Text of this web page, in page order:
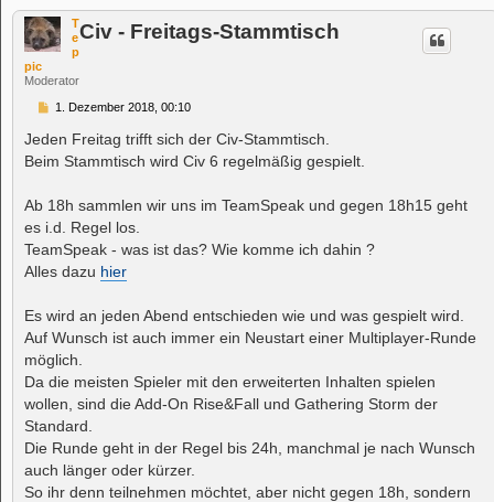
T
e
p
pic
Moderator
Civ - Freitags-Stammtisch
B
i
t
r
1. Dezember 2018, 00:10
Jeden Freitag trifft sich der Civ-Stammtisch.
Beim Stammtisch wird Civ 6 regelmäßig gespielt.
Ab 18h sammlen wir uns im TeamSpeak und gegen 18h15 geht
es i.d. Regel los.
TeamSpeak - was ist das? Wie komme ich dahin ?
Alles dazu hier
Es wird an jeden Abend entschieden wie und was gespielt wird.
Auf Wunsch ist auch immer ein Neustart einer Multiplayer-Runde
möglich.
Da die meisten Spieler mit den erweiterten Inhalten spielen
wollen, sind die Add-On Rise&Fall und Gathering Storm der
Standard.
Die Runde geht in der Regel bis 24h, manchmal je nach Wunsch
auch länger oder kürzer.
So ihr denn teilnehmen möchtet, aber nicht gegen 18h, sondern